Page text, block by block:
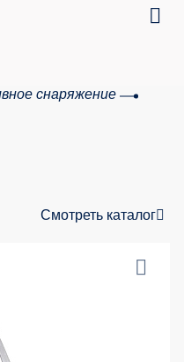
снаряжение
Смотреть каталог